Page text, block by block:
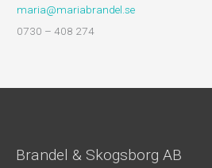
maria@mariabrandel.se
0730 – 408 274
Brandel & Skogsborg AB